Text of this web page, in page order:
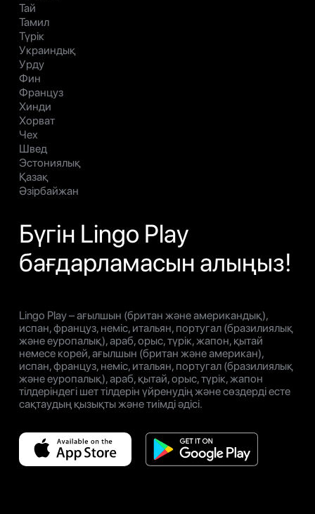
Тай
Тамил
Түрік
Украиндық
Урду
Фин
Француз
Хинди
Хорват
Чех
Швед
Эстониялық
Қазақ
Әзірбайжан
Бүгін Lingo Play
бағдарламасын алыңыз!
Lingo Play – ағылшын (британ және американдық),
испан, француз, неміс, итальян, португал (бразилиялық
және еуропалық), араб, орыс, түрік, жапон, қытай
немесе корей, ағылшын (британ және американ),
испан, француз, неміс, итальян, португал (бразилиялық
және еуропалық), араб, қытай, орыс, түрік, жапон
тілдеріндегі шет тілдерін үйренудің және сөздерді есте
сақтаудың қызықты және тиімді әдісі.